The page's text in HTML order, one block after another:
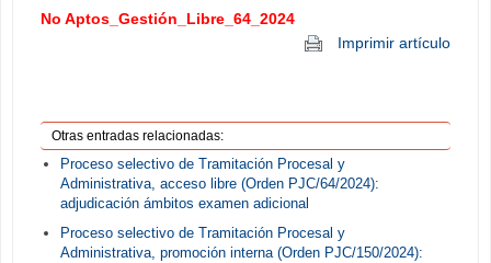
No Aptos_Gestión_Libre_64_2024
Imprimir artículo
Otras entradas relacionadas:
Proceso selectivo de Tramitación Procesal y
Administrativa, acceso libre (Orden PJC/64/2024):
adjudicación ámbitos examen adicional
Proceso selectivo de Tramitación Procesal y
Administrativa, promoción interna (Orden PJC/150/2024):